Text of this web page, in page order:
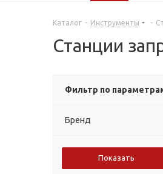
Каталог - Инструменты -
Станции
Фильтр по
Бренд